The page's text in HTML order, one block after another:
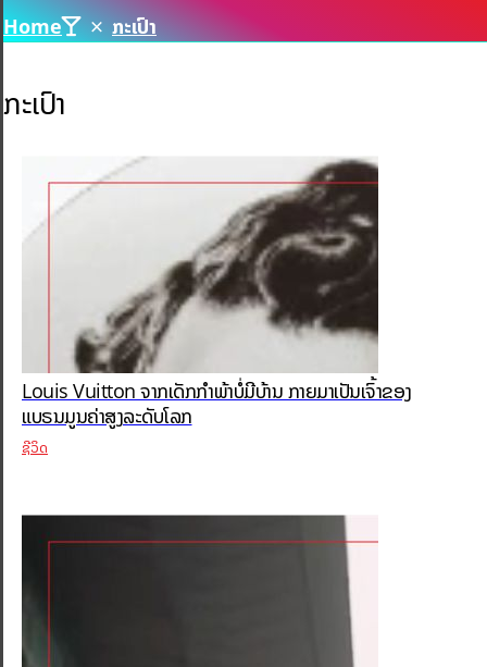
Home ກະເປົາ
ກະເປົາ
Louis Vuitton ຈາກເດັກກຳພ້າບໍ່ມີບ້ານ ກາຍມາເປັນເຈົ້າຂອງ
ແບຣນມູນຄ່າສູງລະດັບໂລກ
ຊີວິດ